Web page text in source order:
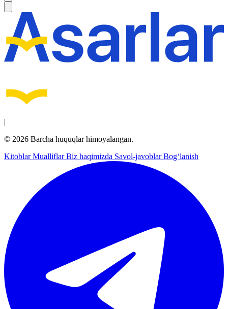
|
© 2026 Barcha huquqlar himoyalangan.
KitoblarMualliflarBiz haqimizda Savol-javoblarBog‘lanish